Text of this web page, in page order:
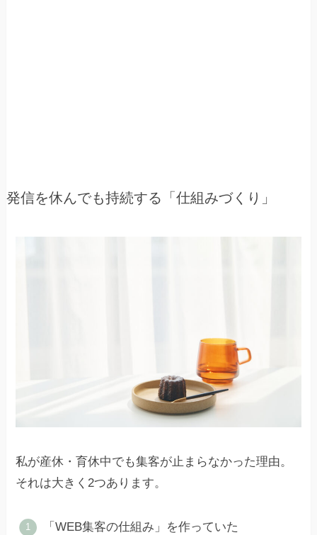
発信を休んでも持続する「仕組みづくり」
私が産休・育休中でも集客が止まらなかった理由。
それは大きく2つあります。
「WEB集客の仕組み」を作っていた